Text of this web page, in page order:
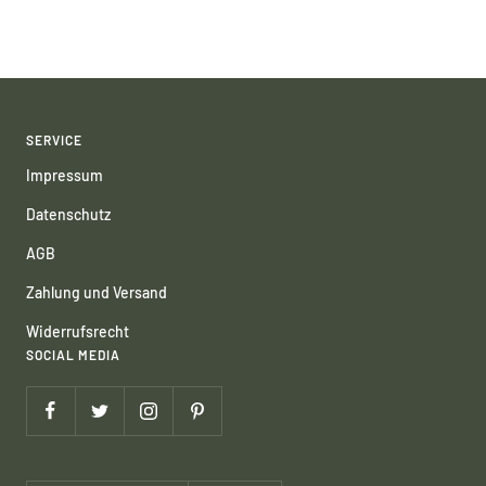
SERVICE
Impressum
Datenschutz
AGB
Zahlung und Versand
Widerrufsrecht
SOCIAL MEDIA